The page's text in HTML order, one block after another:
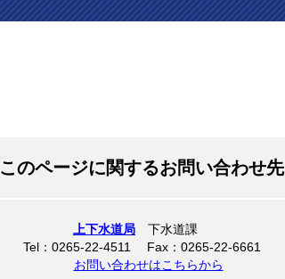
このページに関するお問い合わせ先
上下水道局 下水道課
Tel：0265-22-4511 Fax：0265-22-6661
お問い合わせはこちらから